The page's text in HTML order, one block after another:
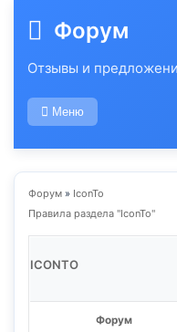
Форум
Отзывы и
Меню
Форум » IconTo
Правила раздела "IconTo"
ICONTO
Форум